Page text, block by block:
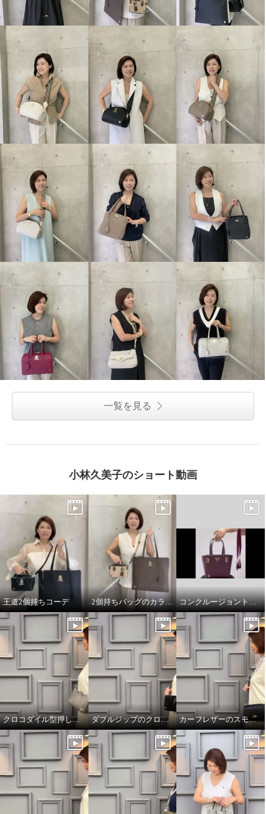
一覧を見る
小林久美子のショート動画
王道2個持ちコーデ 2個持ちバッグのカラーコーデ コンクルージョントートのリボンの付け方
クロコダイル型押しダブルジップのオーラ ダブルジップのクロコダイル型押しのオーラ カーフレザーのスモールウォレット